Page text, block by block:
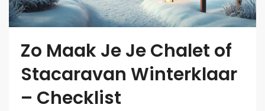
Zo Maak Je Je Chalet of
Stacaravan Winterklaar
– Checklist